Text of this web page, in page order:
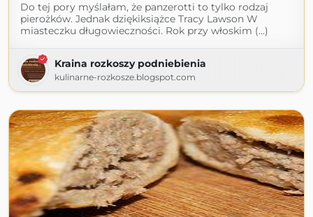
Do tej pory myślałam, że panzerotti to tylko rodzaj
pierożków. Jednak dziękiksiążce Tracy Lawson W
miasteczku długowieczności. Rok przy włoskim (...)
Kraina rozkoszy podniebienia
kulinarne-rozkosze.blogspot.com